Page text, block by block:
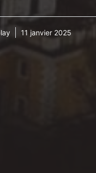
11 janvier 2025